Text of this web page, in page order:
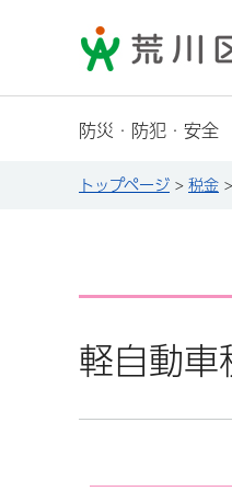
荒川区
防災・防犯・安全
トップページ > 税金 >
軽自動